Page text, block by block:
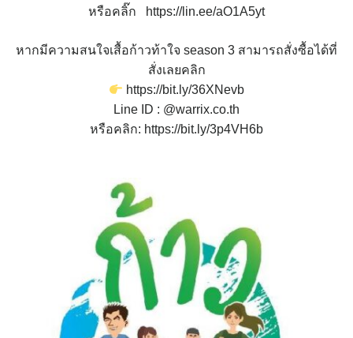
ข้อมูลพื้นฐานของศูนย์บริการนักท่องเที่ยว เทศบาลตำบลปัว
ขั้นตอนการขอรับบริการ
งบแสดงฐานะการคลัง
Amante Baristro Hotel & Cafe’ @Pua
C View Home
หรือคลิ๊ก https://lin.ee/aO1A5yt
หากมีความสนใจเสื้อก้าวท้าใจ season 3 สามารถสั่งซื้อได้ที่
สั่งเลยคลิก
https://bit.ly/36XNevb
Line ID : @warrix.co.th
หรือคลิก: https://bit.ly/3p4VH6b